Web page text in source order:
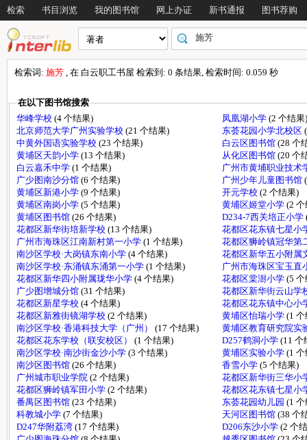
检索 书目浏览 我的图书馆 网上办证 新书通报 图书荐购
检索词: 施芳 , 在 白云职工书屋 检索到: 0 条结果, 检索时间: 0.059 秒
在以下图书馆搜索
华峰学校 (4 个结果) 凤凰湖小学 (2 个结果)
北京师范大学广州实验学校 (21 个结果) 东荟花园小学北校区
中黄外国语实验学校 (23 个结果) 白云区图书馆 (28 个
黄埔区天韵小学 (13 个结果) 从化区图书馆 (20 个
白云嘉禾中学 (1 个结果)
广州市黄埔职业技术
广少图南沙分馆 (6 个结果) 广州少年儿童图书馆
黄埔区新港小学 (9 个结果) 开元学校 (2 个结果)
黄埔区南岗小学 (5 个结果) 黄埔区姬堂小学 (2
黄埔区图书馆 (26 个结果) D234-7西关培正小学
花都区新华街培新学校 (13 个结果)
花都区花东镇七星小
广州市海珠区江南新村第一小学 (1 个结果)
花都区狮岭镇冠华第
南沙区学校·大岗镇东南小学 (4 个结果)
花都区新华五小附属
南沙区学校·东涌镇东涌第一小学 (1 个结果)
广州市海珠区宝玉直
花都区新华四小附属珑华小学 (4 个结果) 花都区棠澍小学 (5
广少图增城分馆 (31 个结果)
花都区新华街云山学
花都区新星学校 (4 个结果)
花都区花东镇中心小
花都区新雅街镜湖学校 (2 个结果) 黄埔区怡瑞小学 (1
南沙区学校·香港科技大学（广州） (17 个结果)
黄埔区教育研究院实
花都区花东学校（联安校区） (1 个结果) D257鹤洞小学 (11 个
南沙区学校·南沙街金沙小学 (3 个结果) 黄埔区实验小学 (1
南沙区图书馆 (26 个结果) 香雪小学 (5 个结果)
广州城市职业学院 (2 个结果)
花都区新华街三华小
花都区狮岭镇军田小学 (2 个结果)
花都区花东镇七星小
番禺区图书馆 (23 个结果) 东荟花园幼儿园 (1
科教城小学 (7 个结果) 天河区图书馆 (38 个
D247华附荔湾 (17 个结果) D206东沙小学 (2 个